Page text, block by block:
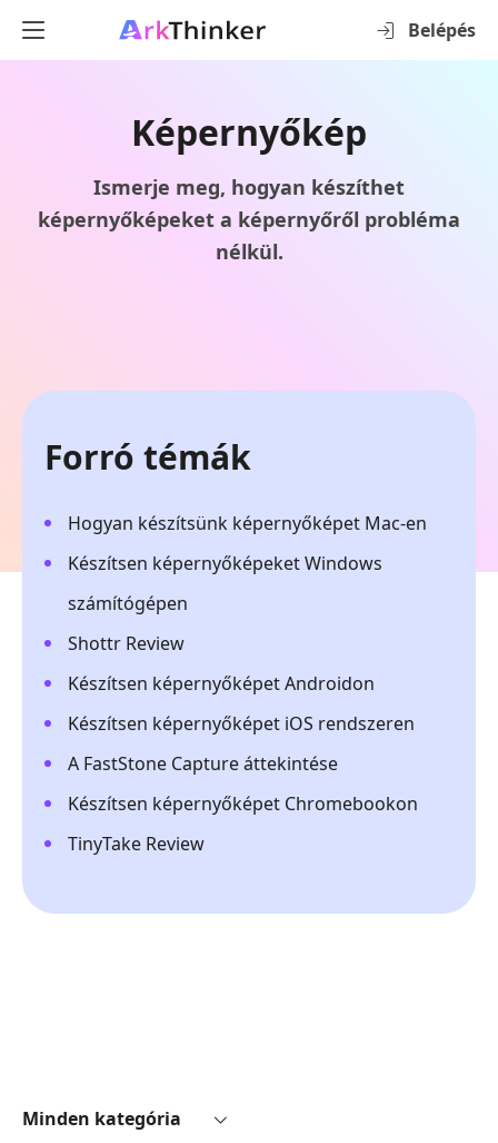
Belépés
Képernyőkép
Ismerje meg, hogyan készíthet
képernyőképeket a képernyőről probléma
nélkül.
Forró témák
Hogyan készítsünk képernyőképet Mac-en
Készítsen képernyőképeket Windows
számítógépen
Shottr Review
Készítsen képernyőképet Androidon
Készítsen képernyőképet iOS rendszeren
A FastStone Capture áttekintése
Készítsen képernyőképet Chromebookon
TinyTake Review
Minden kategória